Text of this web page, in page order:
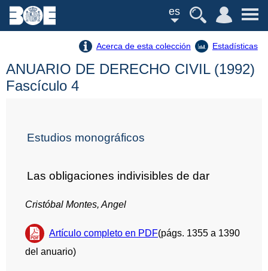
es
Acerca de esta colección Estadísticas
ANUARIO DE DERECHO CIVIL (1992)
Fascículo 4
Estudios monográficos
Las obligaciones indivisibles de dar
Cristóbal Montes, Angel
Artículo completo en PDF(págs. 1355 a 1390
del anuario)